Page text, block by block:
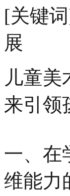
[关键
展
儿童
来引领
一、在
维能力